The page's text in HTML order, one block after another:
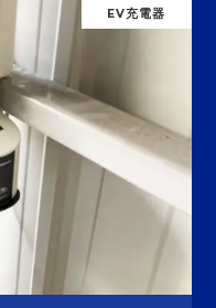
EV充電器